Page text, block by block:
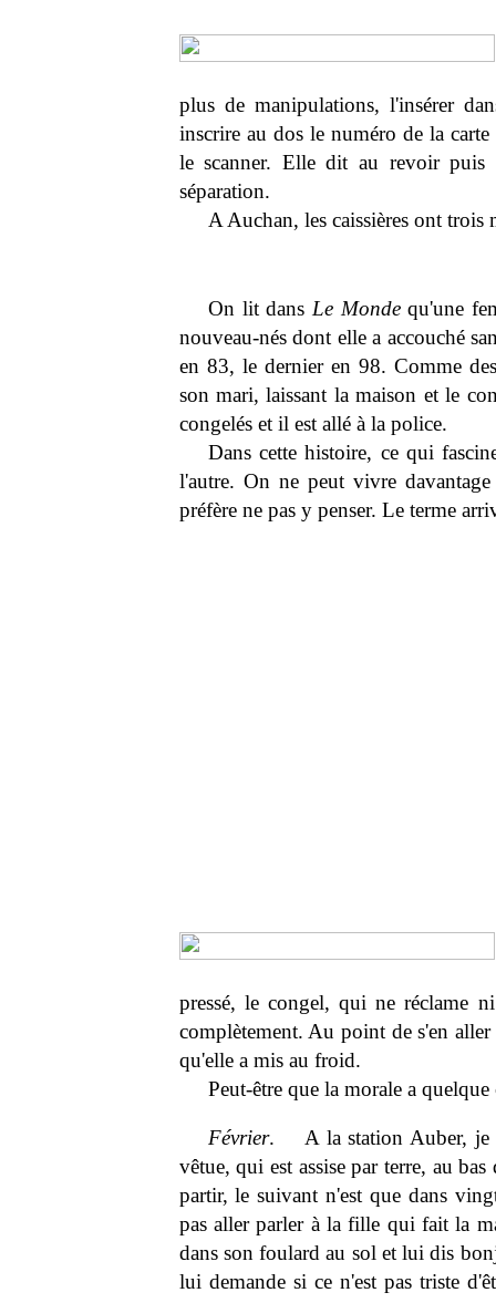
plus de manipulations, l'insérer
inscrire au dos le numéro de la
le scanner. Elle dit au revoir puis
séparation.
A Auchan, les caissières ont trois
On lit dans Le Mondequ'une
nouveau-nés dont elle a accouché
en 83, le dernier en 98. Comme
son mari, laissant la maison et le
congelés et il est allé à la police.
Dans cette histoire, ce qui
l'autre. On ne peut vivre
préfère ne pas y penser. Le terme
pressé, le congel, qui ne réclame
complètement. Au point de s'en
qu'elle a mis au froid.
Peut-être que la morale a
Février. A la station Auber, je
vêtue, qui est assise par terre, au
partir, le suivant n'est que dans
pas aller parler à la fille qui fait la
dans son foulard au sol et lui dis
lui demande si ce n'est pas triste